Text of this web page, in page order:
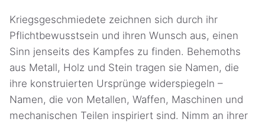
Kriegsgeschmiedete zeichnen sich durch ihr
Pflichtbewusstsein und ihren Wunsch aus, einen
Sinn jenseits des Kampfes zu finden. Behemoths
aus Metall, Holz und Stein tragen sie Namen, die
ihre konstruierten Ursprünge widerspiegeln –
Namen, die von Metallen, Waffen, Maschinen und
mechanischen Teilen inspiriert sind. Nimm an ihrer